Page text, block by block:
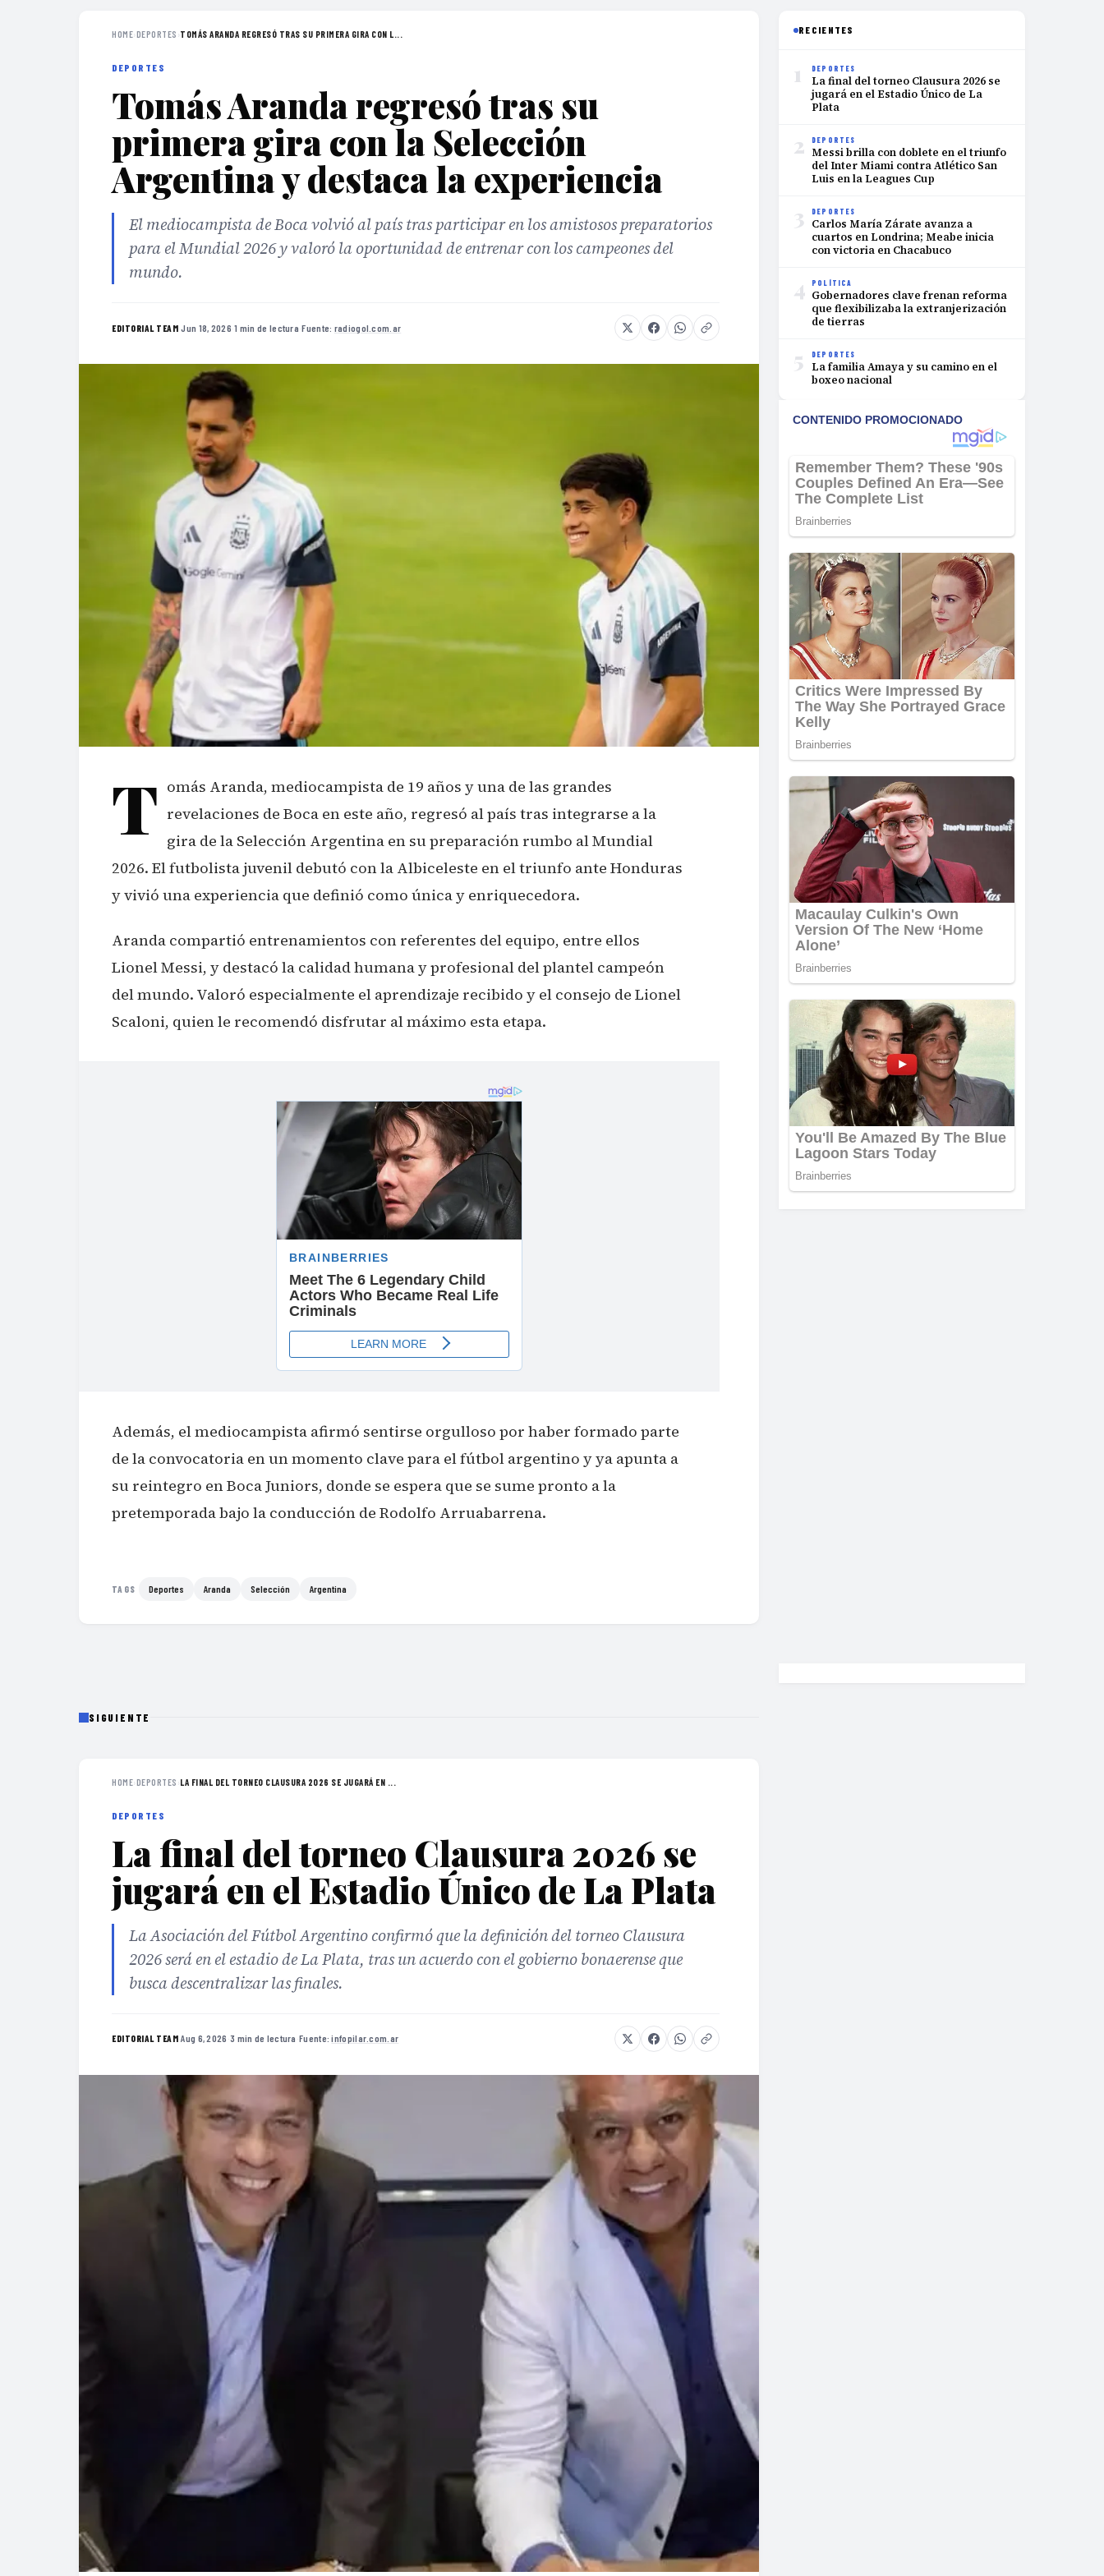
HOME›DEPORTES ›TOMÁS ARANDA REGRESÓ TRAS SU PRIMERA GIRA CON L...
DEPORTES
Tomás Aranda regresó tras su
primera gira con la Selección
Argentina y destaca la experiencia
El mediocampista de Boca volvió al país tras participar en los amistosos preparatorios
para el Mundial 2026 y valoró la oportunidad de entrenar con los campeones del
mundo.
EDITORIAL TEAM·Jun 18, 2026·1 min de lectura·Fuente: radiogol.com.ar
T omás Aranda, mediocampista de 19 años y una de las grandes
revelaciones de Boca en este año, regresó al país tras integrarse a la
gira de la Selección Argentina en su preparación rumbo al Mundial
2026. El futbolista juvenil debutó con la Albiceleste en el triunfo ante Honduras
y vivió una experiencia que definió como única y enriquecedora.
Aranda compartió entrenamientos con referentes del equipo, entre ellos
Lionel Messi, y destacó la calidad humana y profesional del plantel campeón
del mundo. Valoró especialmente el aprendizaje recibido y el consejo de Lionel
Scaloni, quien le recomendó disfrutar al máximo esta etapa.
Además, el mediocampista afirmó sentirse orgulloso por haber formado parte
de la convocatoria en un momento clave para el fútbol argentino y ya apunta a
su reintegro en Boca Juniors, donde se espera que se sume pronto a la
pretemporada bajo la conducción de Rodolfo Arruabarrena.
TAGS Deportes Aranda Selección Argentina
RECIENTES
1 DEPORTES
La final del torneo Clausura 2026 se
jugará en el Estadio Único de La
Plata
2 DEPORTES
Messi brilla con doblete en el triunfo
del Inter Miami contra Atlético San
Luis en la Leagues Cup
3 DEPORTES
Carlos María Zárate avanza a
cuartos en Londrina; Meabe inicia
con victoria en Chacabuco
4 POLÍTICA
Gobernadores clave frenan reforma
que flexibilizaba la extranjerización
de tierras
5 DEPORTES
La familia Amaya y su camino en el
boxeo nacional
SIGUIENTE
HOME›DEPORTES ›LA FINAL DEL TORNEO CLAUSURA 2026 SE JUGARÁ EN ...
DEPORTES
La final del torneo Clausura 2026 se
jugará en el Estadio Único de La Plata
La Asociación del Fútbol Argentino confirmó que la definición del torneo Clausura
2026 será en el estadio de La Plata, tras un acuerdo con el gobierno bonaerense que
busca descentralizar las finales.
EDITORIAL TEAM·Aug 6, 2026 ·3 min de lectura ·Fuente:infopilar.com.ar